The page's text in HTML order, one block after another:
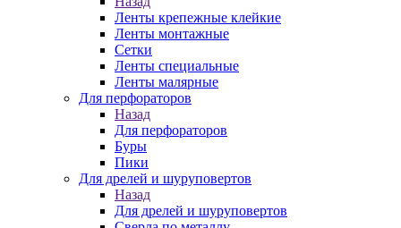
Ленты крепежные клейкие
Ленты монтажные
Сетки
Ленты специальные
Ленты малярные
Для перфораторов
Назад
Для перфораторов
Буры
Пики
Для дрелей и шуруповертов
Назад
Для дрелей и шуруповертов